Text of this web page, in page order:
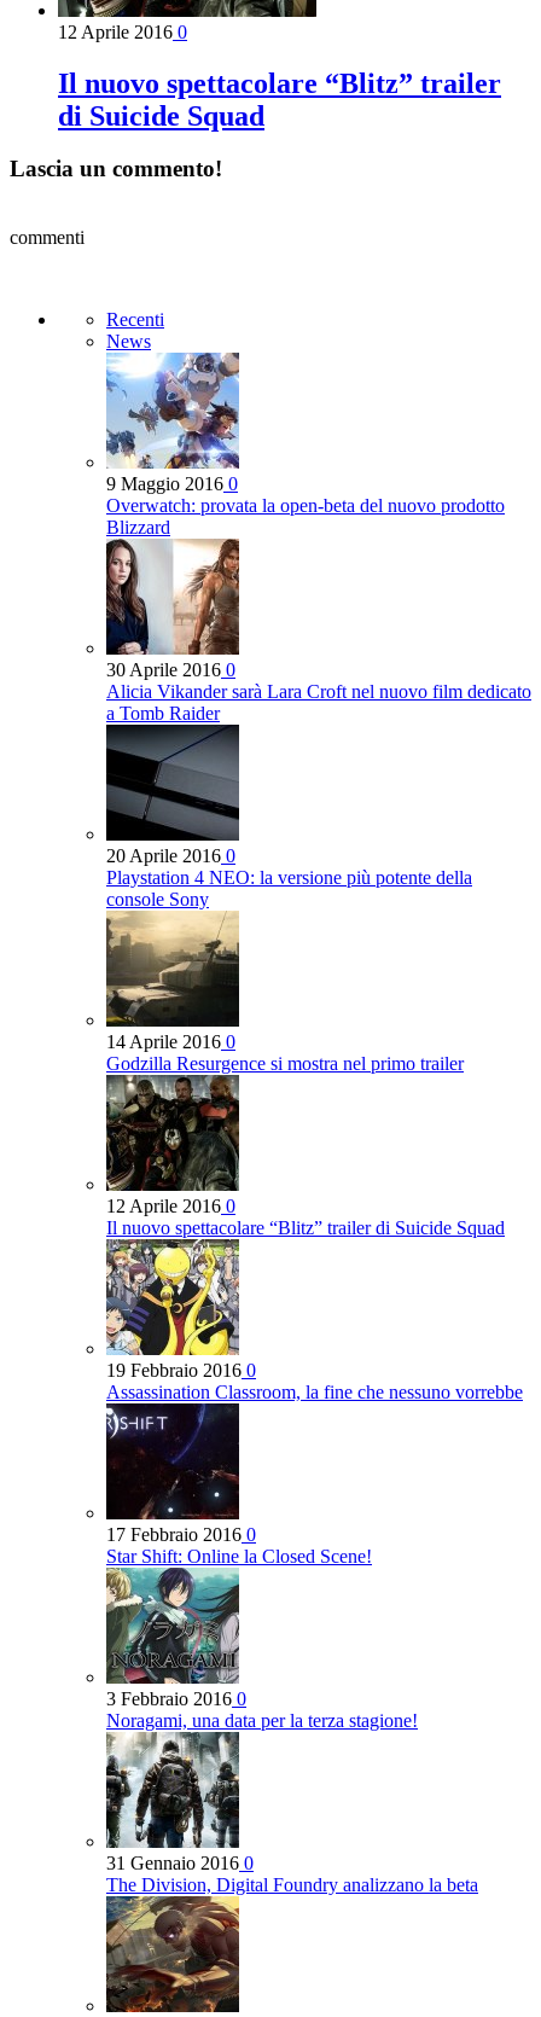
12 Aprile 2016 0
Il nuovo spettacolare “Blitz” trailer
di Suicide Squad
Lascia un commento!
commenti
Recenti
News
9 Maggio 2016 0
Overwatch: provata la open-beta del nuovo prodotto
Blizzard
30 Aprile 2016 0
Alicia Vikander sarà Lara Croft nel nuovo film dedicato
a Tomb Raider
20 Aprile 2016 0
Playstation 4 NEO: la versione più potente della
console Sony
14 Aprile 2016 0
Godzilla Resurgence si mostra nel primo trailer
12 Aprile 2016 0
Il nuovo spettacolare “Blitz” trailer di Suicide Squad
19 Febbraio 2016 0
Assassination Classroom, la fine che nessuno vorrebbe
17 Febbraio 2016 0
Star Shift: Online la Closed Scene!
3 Febbraio 2016 0
Noragami, una data per la terza stagione!
31 Gennaio 2016 0
The Division, Digital Foundry analizzano la beta